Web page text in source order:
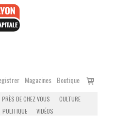
Magazines Boutique
Voir
PRÈS DE CHEZ VOUS
CULTURE
POLITIQUE VIDÉOS